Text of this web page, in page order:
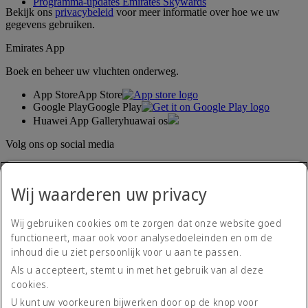
Bekijk ons privacybeleid voor meer informatie over hoe we uw
gegevens gebruiken.
Emirates App
Boek en beheer uw vluchten onderweg.
App StoreApp Store
Google PlayGoogle Play
Huawei App Galleryhuawai os
Volg ons op social media
Toegankelijkheidsverklaring
Neem contact met ons op
Wij waarderen uw privacy
Wij gebruiken cookies om te zorgen dat onze website goed
functioneert, maar ook voor analysedoeleinden en om de
inhoud die u ziet persoonlijk voor u aan te passen.
Als u accepteert, stemt u in met het gebruik van al deze
cookies.
U kunt uw voorkeuren bijwerken door op de knop voor